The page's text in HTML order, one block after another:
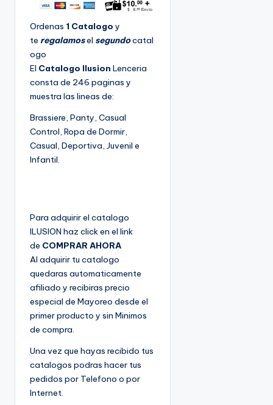
Ordenas 1 Catalogo y
te regalamosel segundocatal
ogo
El Catalogo Ilusion Lenceria
consta de 246 paginas y
muestra las lineas de:
Brassiere, Panty, Casual
Control, Ropa de Dormir,
Casual, Deportiva, Juvenil e
Infantil.
Para adquirir el catalogo
ILUSION haz click en el link
de COMPRAR AHORA
Al adquirir tu catalogo
quedaras automaticamente
afiliado y recibiras precio
especial de Mayoreo desde el
primer producto y sin Minimos
de compra.
Una vez que hayas recibido tus
catalogos podras hacer tus
pedidos por Telefono o por
Internet.